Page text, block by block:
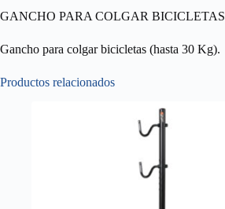
GANCHO PARA COLGAR BICICLETAS
Gancho para colgar bicicletas (hasta 30 Kg).
Productos relacionados